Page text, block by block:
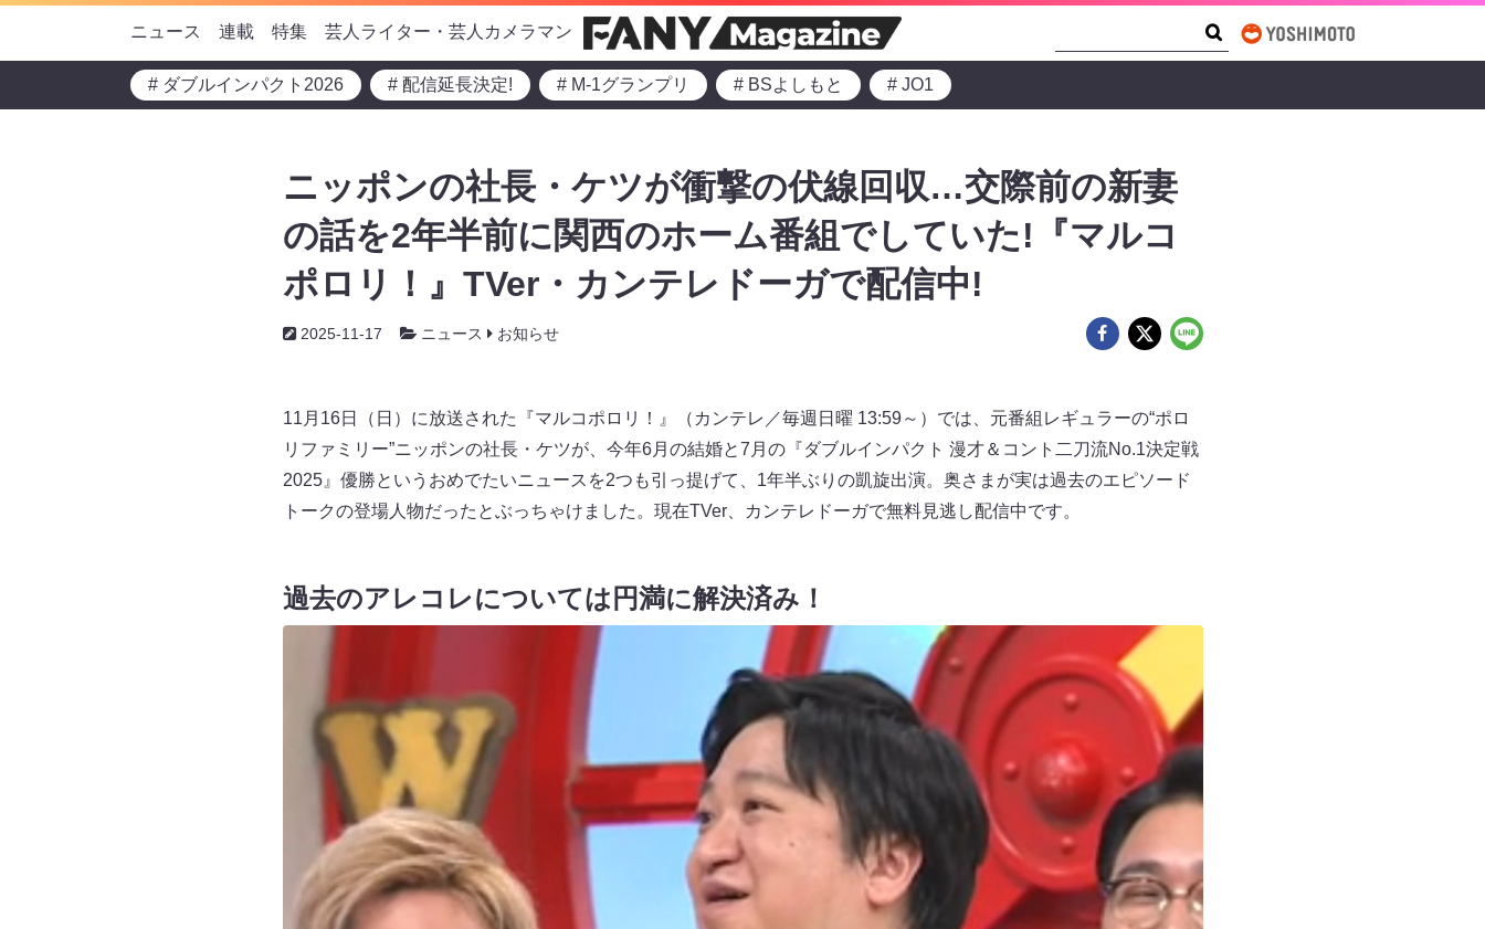
ニュース 連載 特集 芸人ライター・芸人カメラマン
# ダブルインパクト2026 # 配信延長決定! # M-1グランプリ # BSよしもと # JO1
ニッポンの社長・ケツが衝撃の伏線回収…交際前の新妻
の話を2年半前に関西のホーム番組でしていた!『マルコ
ポロリ！』TVer・カンテレドーガで配信中!
2025-11-17 ニュース お知らせ
11月16日（日）に放送された『マルコポロリ！』（カンテレ／毎週日曜 13:59～）では、元番組レギュラーの“ポロ
リファミリー”ニッポンの社長・ケツが、今年6月の結婚と7月の『ダブルインパクト 漫才＆コント二刀流No.1決定戦
2025』優勝というおめでたいニュースを2つも引っ提げて、1年半ぶりの凱旋出演。奥さまが実は過去のエピソード
トークの登場人物だったとぶっちゃけました。現在TVer、カンテレドーガで無料見逃し配信中です。
過去のアレコレについては円満に解決済み！